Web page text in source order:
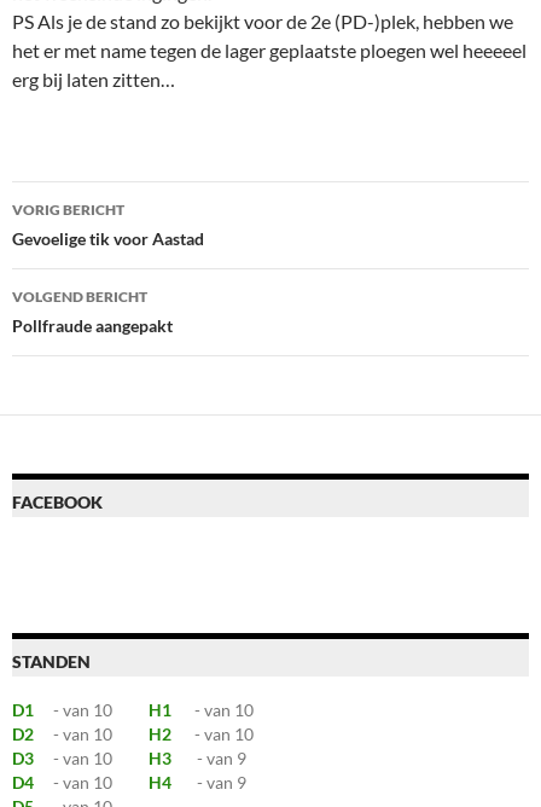
PS Als je de stand zo bekijkt voor de 2e (PD-)plek, hebben we
het er met name tegen de lager geplaatste ploegen wel heeeeel
erg bij laten zitten…
Bericht
navigatie
VORIG BERICHT
Gevoelige tik voor Aastad
VOLGEND BERICHT
Pollfraude aangepakt
FACEBOOK
STANDEN
D1 - van 10 H1
- van 10
D2
- van 10 H2
- van 10
D3
- van 10 H3
- van 9
D4
- van 10 H4
- van 9